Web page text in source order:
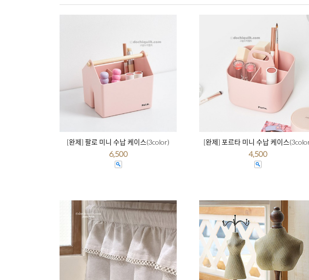
[완제] 팔로 미니 수납 케이스(3color)
6,500
[완제] 포르타 미니 수납 케이스
4,500